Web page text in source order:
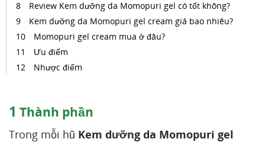
Review Kem dưỡng da Momopuri gel có tốt không?
Kem dưỡng da Momopuri gel cream giá bao nhiêu?
Momopuri gel cream mua ở đâu?
Ưu điểm
Nhược điểm
1 Thành phần
Trong mỗi hũ Kem dưỡng da Momopuri gel